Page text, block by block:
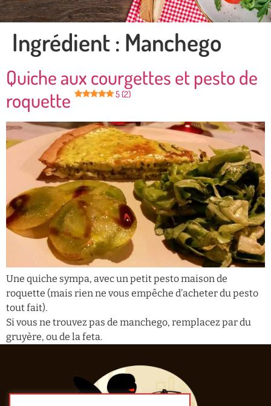
Ingrédient : Manchego
Quiche aux courgettes et pesto de
roquette
5 (2)
Une quiche sympa, avec un petit pesto maison de
roquette (mais rien ne vous empêche d’acheter du pesto
tout fait).
Si vous ne trouvez pas de manchego, remplacez par du
gruyère, ou de la feta.